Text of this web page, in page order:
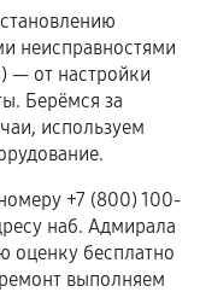
перечнем
неисправностями
— от настройки
Берёмся за
используем
+7 (800) 100-
наб. Адмирала
оценку бесплатно
выполняем